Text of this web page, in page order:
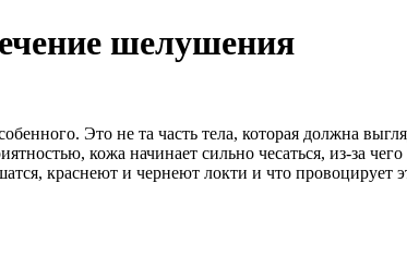
шелушения
Это не та часть тела, которая должна
кожа начинает сильно чесаться, из-за
краснеют и чернеют локти и что провоцирует